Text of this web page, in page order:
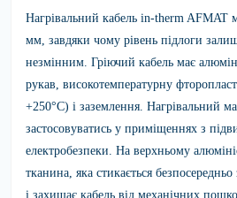
Нагрівальний кабель in-therm AFMAT
мм, завдяки чому рівень підлоги
незмінним. Гріючий кабель має
рукав, високотемпературну
+250°C) і заземлення. Нагрівальний
застосовуватись у приміщеннях з
електробезпеки. На верхньому
тканина, яка стикається
і захищає кабель від механічних